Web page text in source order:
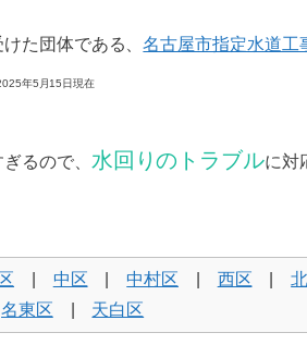
た団体である、名古屋市指定水道工
年5月15日現在
るので、 水回りのトラブルに対
中区 |中村区 西区 |
名東区 天白区